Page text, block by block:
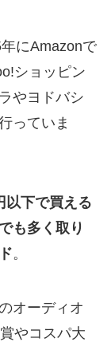
にAmazonで
ショッピン
やヨドバシ
っていま
以下で買える
も多く取り
。
オーディオ
やコスパ大